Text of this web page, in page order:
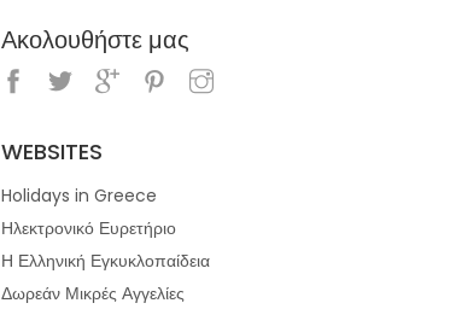
Ακολουθήστε μας
WEBSITES
Holidays in Greece
Ηλεκτρονικό Ευρετήριο
Η Ελληνική Εγκυκλοπαίδεια
Δωρεάν Μικρές Αγγελίες